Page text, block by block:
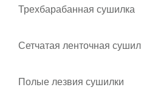
Трехбарабанная сушилка
Сетчатая ленточная
Полые лезвия сушилки